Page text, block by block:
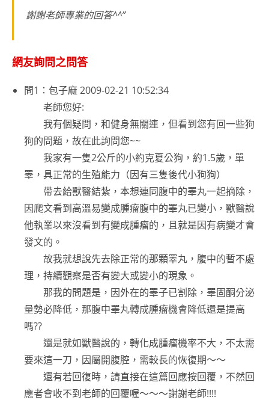
謝謝老師專業的回答^^”
網友詢問之問答
問1：包子麻2009-02-21 10:52:34
老師您好:
我有個疑問，和健身無關連，但看到您有回一些狗
狗的問題，故在此詢問您~~
我家有一隻2公斤的小約克夏公狗，約1.5歲，單
睪，具正常的生殖能力（因有三隻後代小狗狗）
帶去給獸醫結紮，本想連同腹中的睪丸一起摘除，
因爬文看到高溫易變成腫瘤腹中的睪丸已變小，獸醫說
他執業以來沒看到有變成腫瘤的，且就是因有病變才會
發文的。
故我就想說先去除正常的那顆睪丸，腹中的暫不處
理，持續觀察是否有變大或變小的現象。
那我的問題是，因外在的睪子已割除，睪固酮分泌
量勢必降低，那腹中睪丸轉成腫瘤機會降低還是提高
嗎??
還是就如獸醫說的，轉化成腫瘤機率不大，不太需
要來這一刀，因屬開腹腔，需較長的恢復期～～
還有若回復時，請直接在這篇回應按回覆，不然回
應者會收不到老師的回覆喔～～～謝謝老師!!!!